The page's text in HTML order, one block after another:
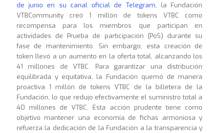
de junio en su canal oficial de Telegram, la Fundación
VTBCommunity creó 1 millón de tokens VTBC como
recompensa para los miembros que participan en
actividades de Prueba de participación (PoS) durante su
fase de mantenimiento. Sin embargo, esta creación de
token llevó a un aumento en la oferta total, alcanzando los
41 millones de VTBC. Para garantizar una distribución
equilibrada y equitativa, la Fundación quemó de manera
proactiva 1 millón de tokens VTBC de la billetera de la
Fundación, lo que redujo efectivamente el suministro total a
40 millones de VTBC. Esta acción prudente tiene como
objetivo mantener una economía de fichas armoniosa y
refuerza la dedicación de la Fundación a la transparencia y